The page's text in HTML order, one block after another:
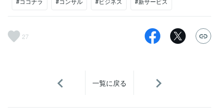
27
一覧に戻る